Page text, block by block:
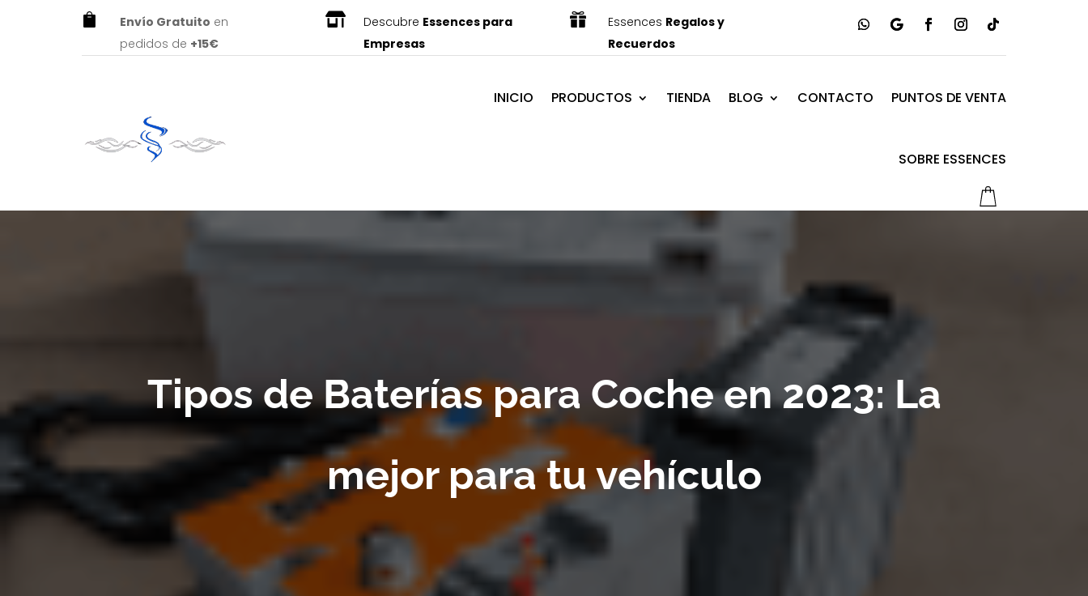
 Envío Gratuito en
pedidos de +15€
 Descubre Essences para
Empresas
 Essences Regalos y
Recuerdos
INICIO PRODUCTOS TIENDA BLOG CONTACTO PUNTOS DE VENTA
SOBRE ESSENCES
Tipos de Baterías para Coche en 2023: La
mejor para tu vehículo